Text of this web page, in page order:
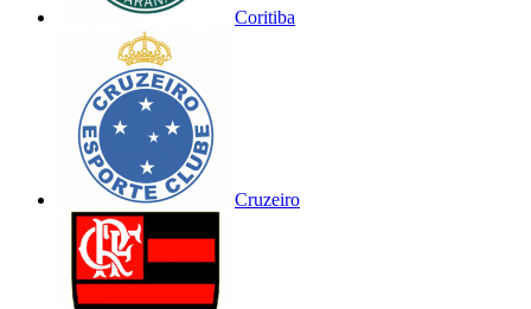
Coritiba
Cruzeiro